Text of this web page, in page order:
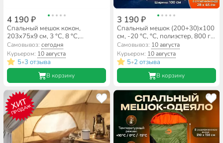
4 190 ₽
Спальный мешок кокон,
203х75х9 см, 3 °C, 8 °C,
полиэстер, Bestway, WanderLite,
68123
Самовывоз:сегодня
Курьером: 10 августа
5•3 отзыва
В корзину
3 190 ₽
Спальный мешок (200+30)х100
см, -20 °C, °C, полиэстер, 800 г/
м2, C100013
Самовывоз: 10 августа
Курьером: 10 августа
5•2 отзыва
В корзину
ХИТ
ПРОДАЖ